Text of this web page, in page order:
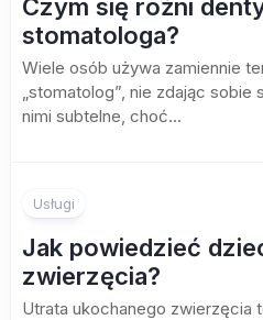
Czym się różni
stomatologa?
Wiele osób używa zamiennie
„stomatolog”, nie zdając sobie
nimi subtelne, choć...
Usługi
Jak powiedzieć
zwierzęcia?
Utrata ukochanego zwierzęcia